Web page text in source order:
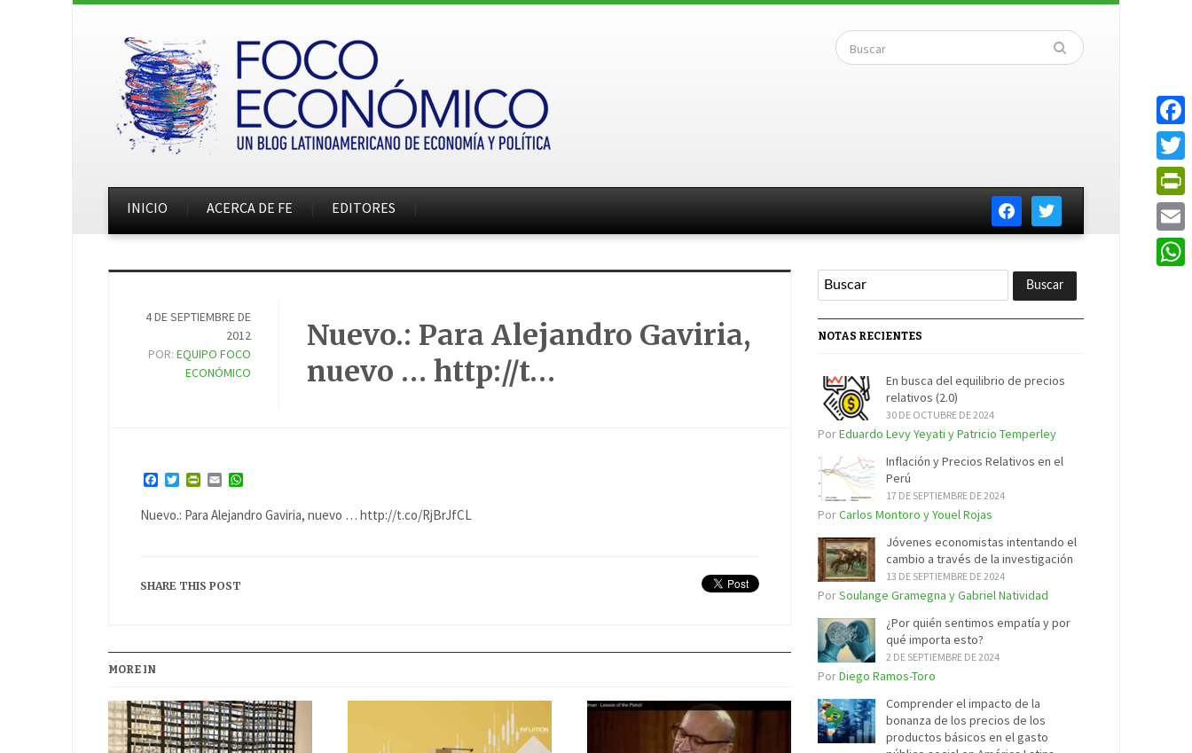
facebooktwitter
INICIO ACERCA DE FE EDITORES
4 DE SEPTIEMBRE DE
2012
POR:EQUIPO FOCO
ECONÓMICO
Nuevo.: Para Alejandro Gaviria,
nuevo … http://t…
Facebook
TwitterPrintFriendly
Email
Nuevo.: Para Alejandro Gaviria, nuevo … http://t.co/RjBrJfCL
SHARE THIS POST
MORE IN
NOTAS RECIENTES
En busca del equilibrio de precios
relativos (2.0)
30 DE OCTUBRE DE 2024
PorEduardo Levy Yeyati y Patricio Temperley
Inflación y Precios Relativos en el
Perú
17 DE SEPTIEMBRE DE 2024
PorCarlos Montoro y Youel Rojas
Jóvenes economistas intentando el
cambio a través de la investigación
13 DE SEPTIEMBRE DE 2024
PorSoulange Gramegna y Gabriel Natividad
¿Por quién sentimos empatía y por
qué importa esto?
2 DE SEPTIEMBRE DE 2024
PorDiego Ramos-Toro
Comprender el impacto de la
bonanza de los precios de los
productos básicos en el gasto
Email